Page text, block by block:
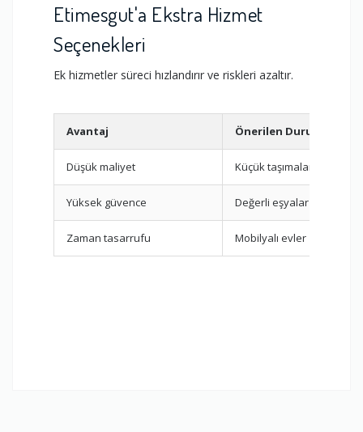
Etimesgut'a Ekstra Hizmet
Seçenekleri
Ek hizmetler süreci hızlandırır ve riskleri azaltır.
Avantaj Önerilen Durum
Düşük maliyet Küçük taşımalar
Yüksek güvence Değerli eşyalar
Zaman tasarrufu Mobilyalı evler